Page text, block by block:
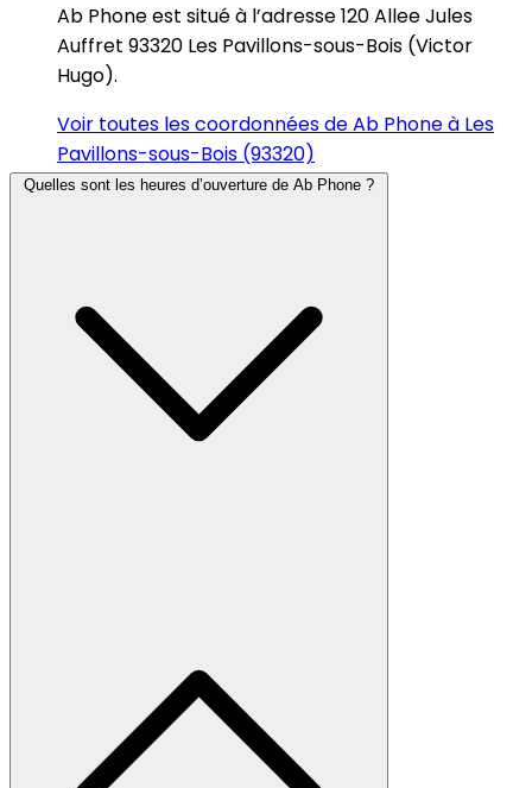
Ab Phone est situé à l’adresse 120 Allee Jules
Auffret 93320 Les Pavillons-sous-Bois (Victor
Hugo).
Voir toutes les coordonnées de Ab Phone à Les
Pavillons-sous-Bois (93320)
Quelles sont les heures d’ouverture de Ab Phone ?